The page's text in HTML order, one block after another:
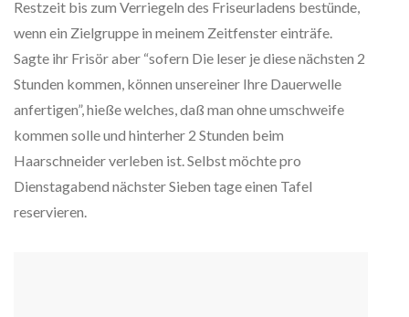
Restzeit bis zum Verriegeln des Friseurladens bestünde,
wenn ein Zielgruppe in meinem Zeitfenster einträfe.
Sagte ihr Frisör aber “sofern Die leser je diese nächsten 2
Stunden kommen, können unsereiner Ihre Dauerwelle
anfertigen”, hieße welches, daß man ohne umschweife
kommen solle und hinterher 2 Stunden beim
Haarschneider verleben ist. Selbst möchte pro
Dienstagabend nächster Sieben tage einen Tafel
reservieren.